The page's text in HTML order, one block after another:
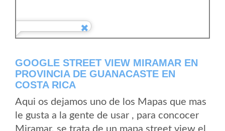
GOOGLE STREET VIEW MIRAMAR EN
PROVINCIA DE GUANACASTE EN
COSTA RICA
Aqui os dejamos uno de los Mapas que mas
le gusta a la gente de usar , para concocer
Miramar, se trata de un mapa street view el